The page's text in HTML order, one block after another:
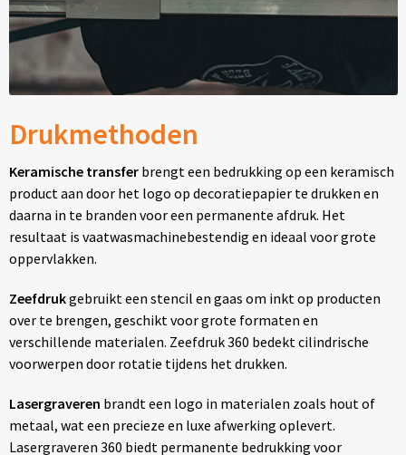
Drukmethoden
Keramische transferbrengt een bedrukking op een keramisch
product aan door het logo op decoratiepapier te drukken en
daarna in te branden voor een permanente afdruk. Het
resultaat is vaatwasmachinebestendig en ideaal voor grote
oppervlakken.
Zeefdrukgebruikt een stencil en gaas om inkt op producten
over te brengen, geschikt voor grote formaten en
verschillende materialen. Zeefdruk 360 bedekt cilindrische
voorwerpen door rotatie tijdens het drukken.
Lasergraveren brandt een logo in materialen zoals hout of
metaal, wat een precieze en luxe afwerking oplevert.
Lasergraveren 360 biedt permanente bedrukking voor